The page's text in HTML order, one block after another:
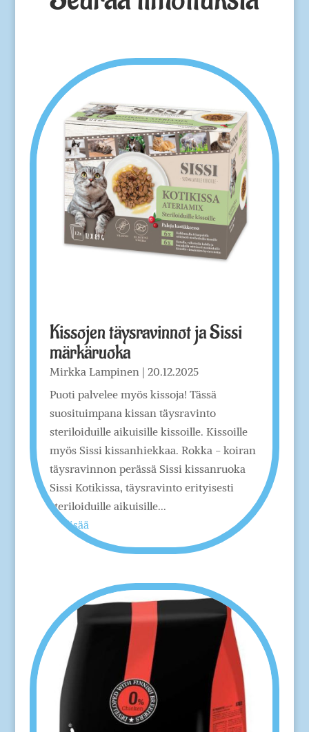
Kissojen täysravinnot ja Sissi
märkäruoka
Mirkka Lampinen| 20.12.2025
Puoti palvelee myös kissoja! Tässä
suosituimpana kissan täysravinto
steriloiduille aikuisille kissoille. Kissoille
myös Sissi kissanhiekkaa. Rokka - koiran
täysravinnon perässä Sissi kissanruoka
Sissi Kotikissa, täysravinto erityisesti
steriloiduille aikuisille...
lue lisää